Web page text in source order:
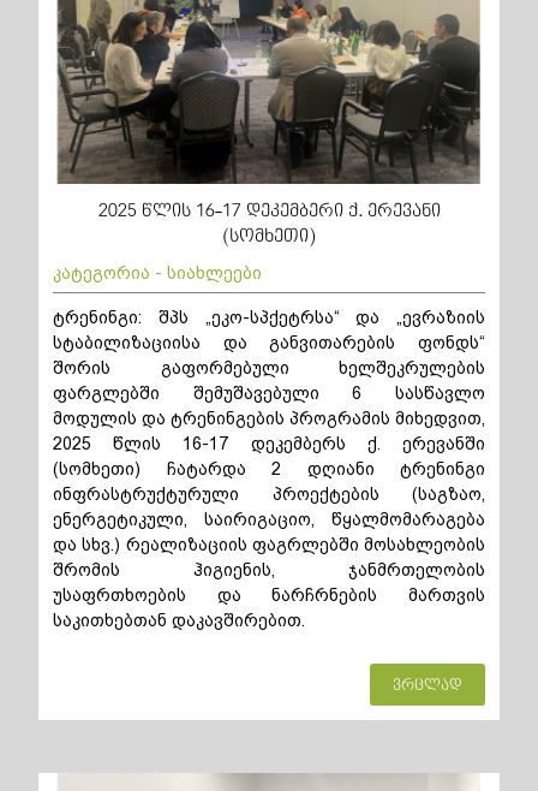
2025 წლის 16-17 დეკემბერი ქ. ერევანი
(სომხეთი)
კატეგორია - სიახლეები
ტრენინგი: შპს „ეკო-სპქეტრსა“ და „ევრაზიის
სტაბილიზაციისა და განვითარების ფონდს“
შორის გაფორმებული ხელშეკრულების
ფარგლებში შემუშავებული 6 სასწავლო
მოდულის და ტრენინგების პროგრამის მიხედვით,
2025 წლის 16-17 დეკემბერს ქ. ერევანში
(სომხეთი) ჩატარდა 2 დღიანი ტრენინგი
ინფრასტრუქტურული პროექტების (საგზაო,
ენერგეტიკული, საირიგაციო, წყალმომარაგება
და სხვ.) რეალიზაციის ფაგრლებში მოსახლეობის
შრომის ჰიგიენის, ჯანმრთელობის
უსაფრთხოების და ნარჩრნების მართვის
საკითხებთან დაკავშირებით.
ვრცლად